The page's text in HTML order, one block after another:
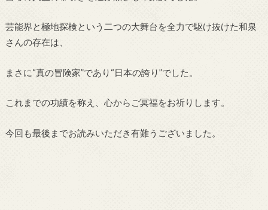
芸能界と極地探検という二つの大舞台を全力で駆け抜けた和泉
さんの存在は、
まさに“真の冒険家”であり“日本の誇り”でした。
これまでの功績を称え、心からご冥福をお祈りします。
今回も最後までお読みいただき有難うございました。